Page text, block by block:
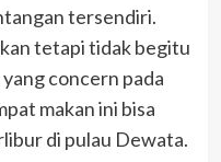
tersendiri.
tetapi tidak begitu
concern pada
makan ini bisa
di pulau Dewata.